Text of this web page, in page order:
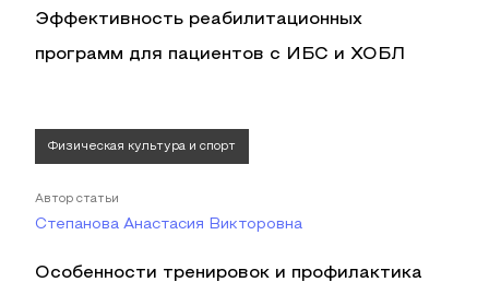
Эффективность реабилитационных
программ для пациентов с ИБС и ХОБЛ
Физическая культура и спорт
Автор статьи
Степанова Анастасия Викторовна
Особенности тренировок и профилактика